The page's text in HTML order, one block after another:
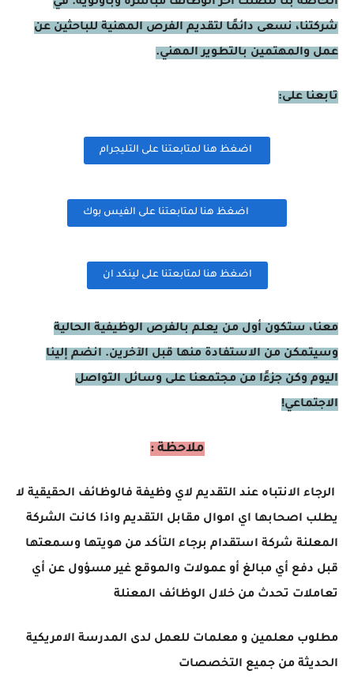
شركتنا، نسعى دائمًا لتقديم الفرص المهنية للباحثين عن
عمل والمهتمين بالتطوير المهني.
تابعنا على:
اضغظ هنا لمتابعتنا على التليجرام
اضغظ هنا لمتابعتنا على الفيس بوك
اضغظ هنا لمتابعتنا على لينكد ان
معنا، ستكون أول من يعلم بالفرص الوظيفية الحالية
وسيتمكن من الاستفادة منها قبل الآخرين. انضم إلينا
اليوم وكن جزءًا من مجتمعنا على وسائل التواصل
الاجتماعي!
ملاحظة :
الرجاء الانتباه عند التقديم لاي وظيفة فالوظائف الحقيقية لا
يطلب اصحابها اي اموال مقابل التقديم واذا كانت الشركة
المعلنة شركة استقدام برجاء التأكد من هويتها وسمعتها
قبل دفع أي مبالغ أو عمولات والموقع غير مسؤول عن أي
تعاملات تحدث من خلال الوظائف المعنلة
مطلوب معلمين و معلمات للعمل لدى المدرسة الامريكية
الحديثة من جميع التخصصات